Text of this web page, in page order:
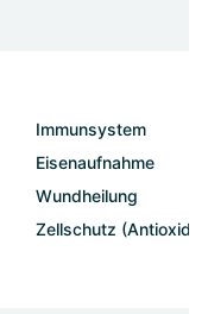
Immunsystem
Eisenaufnahme
Wundheilung
Zellschutz